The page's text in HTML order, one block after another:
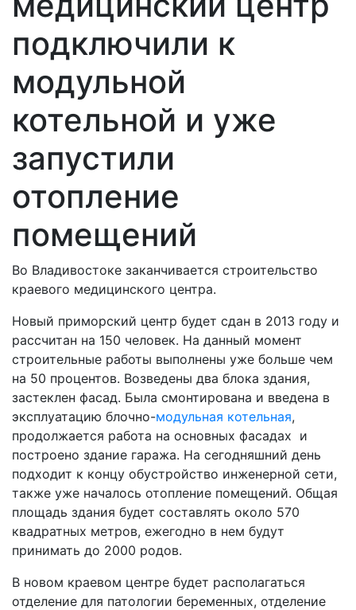
подключили к
модульной
котельной и уже
запустили
отопление
помещений
Во Владивостоке заканчивается строительство
краевого медицинского центра.
Новый приморский центр будет сдан в 2013 году и
рассчитан на 150 человек. На данный момент
строительные работы выполнены уже больше чем
на 50 процентов. Возведены два блока здания,
застеклен фасад. Была смонтирована и введена в
эксплуатацию блочно-модульная котельная,
продолжается работа на основных фасадах и
построено здание гаража. На сегодняшний день
подходит к концу обустройство инженерной сети,
также уже началось отопление помещений. Общая
площадь здания будет составлять около 570
квадратных метров, ежегодно в нем будут
принимать до 2000 родов.
В новом краевом центре будет располагаться
отделение для патологии беременных, отделение